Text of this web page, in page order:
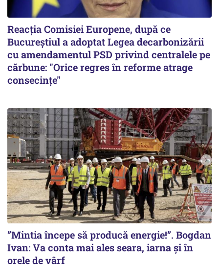
Reacția Comisiei Europene, după ce
Bucureștiul a adoptat Legea decarbonizării
cu amendamentul PSD privind centralele pe
cărbune: "Orice regres în reforme atrage
consecințe"
”Mintia începe să producă energie!”. Bogdan
Ivan: Va conta mai ales seara, iarna și în
orele de vârf